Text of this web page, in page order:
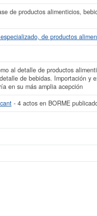
se ha realizado el 20/10/2025.
de productos alimenticios,
de productos
al detalle de productos
de bebidas. Importación y
en su más amplia acepción
- 4 actos en BORME